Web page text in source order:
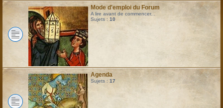
Mode d'emploi du Forum
A lire avant de commencer...
Sujets : 10
Agenda
Sujets : 17